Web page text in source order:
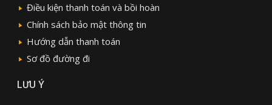
Điều kiện thanh toán và bồi hoàn
Chính sách bảo mật thông tin
Hướng dẫn thanh toán
Sơ đồ đường đi
LƯU Ý